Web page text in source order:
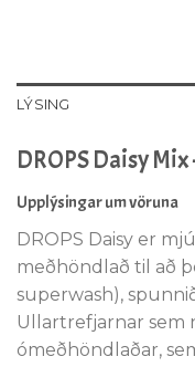
LÝSING
DROPS Daisy
Upplýsingar um vöruna
DROPS Daisy er
meðhöndlað til að
superwash),
Ullartrefjarnar sem
ómeðhöndlaðar,